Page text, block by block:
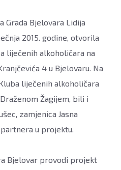
Grada Bjelovara Lidija
2015. godine, otvorila
liječenih alkoholičara na
4 u Bjelovaru. Na
liječenih alkoholičara
Žagijem, bili i
zamjenica Jasna
u projektu.
Bjelovar provodi projekt